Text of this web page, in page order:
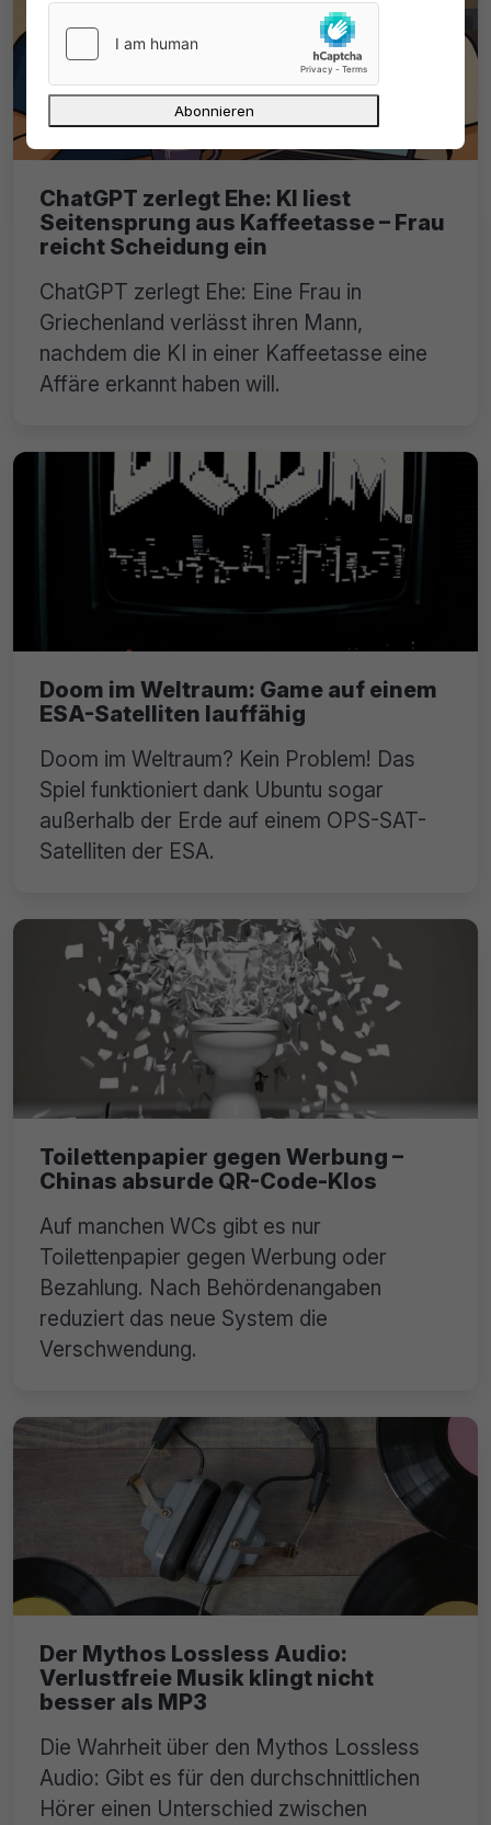
ChatGPT zerlegt Ehe: KI liest
Seitensprung aus Kaffeetasse – Frau
reicht Scheidung ein
ChatGPT zerlegt Ehe: Eine Frau in
Griechenland verlässt ihren Mann,
nachdem die KI in einer Kaffeetasse eine
Affäre erkannt haben will.
Doom im Weltraum: Game auf einem
ESA-Satelliten lauffähig
Doom im Weltraum? Kein Problem! Das
Spiel funktioniert dank Ubuntu sogar
außerhalb der Erde auf einem OPS-SAT-
Satelliten der ESA.
Toilettenpapier gegen Werbung –
Chinas absurde QR-Code-Klos
Auf manchen WCs gibt es nur
Toilettenpapier gegen Werbung oder
Bezahlung. Nach Behördenangaben
reduziert das neue System die
Verschwendung.
Der Mythos Lossless Audio:
Verlustfreie Musik klingt nicht
besser als MP3
Die Wahrheit über den Mythos Lossless
Audio: Gibt es für den durchschnittlichen
Hörer einen Unterschied zwischen